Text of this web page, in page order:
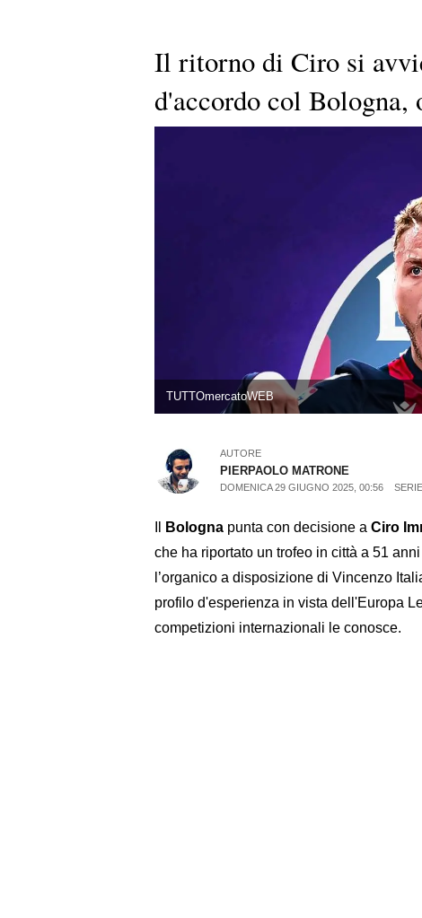
Il ritorno di Ciro si
d'accordo col Bologna,
TUTTOmercatoWEB
AUTORE
PIERPAOLO MATRONE
DOMENICA 29 GIUGNO 2025, 00:56
Bologna punta con decisione a Ciro
che ha riportato un trofeo in città a 51
l’organico a disposizione di Vincenzo
profilo d'esperienza in vista dell'Europa
competizioni internazionali le conosce.